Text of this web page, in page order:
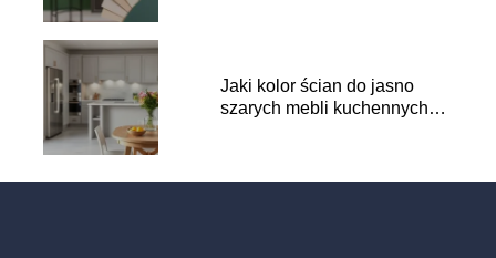
Jaki kolor ścian do jasno
szarych mebli kuchennych?